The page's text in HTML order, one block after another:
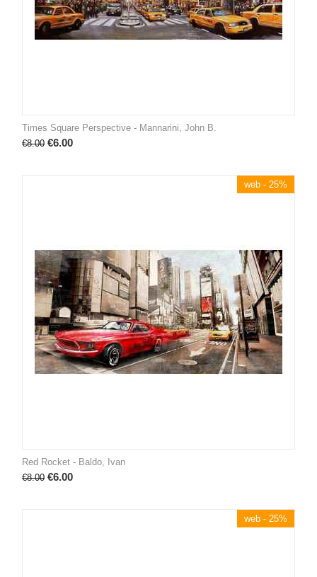
Times Square Perspective - Mannarini, John B.
€8.00 €6.00
web - 25%
Red Rocket - Baldo, Ivan
€8.00 €6.00
web - 25%